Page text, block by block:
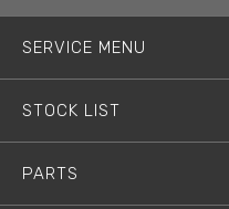
SERVICE MENU
STOCK LIST
PARTS